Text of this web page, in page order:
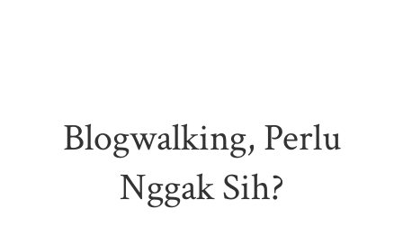
Blogwalking, Perlu
Nggak Sih?